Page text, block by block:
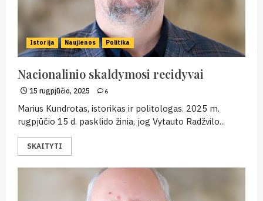
Istorija Naujienos Politika
Nacionalinio skaldymosi recidyvai
15 rugpjūčio, 2025 6
Marius Kundrotas, istorikas ir politologas. 2025 m.
rugpjūčio 15 d. pasklido žinia, jog Vytauto Radžvilo...
SKAITYTI